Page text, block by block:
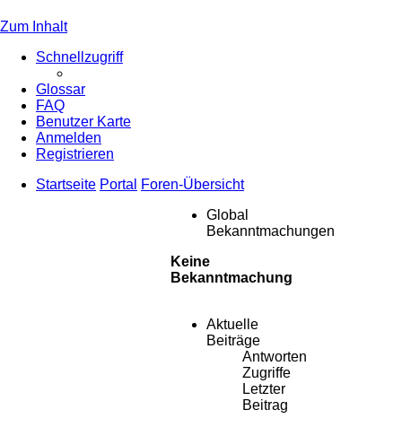
Zum Inhalt
Schnellzugriff
Glossar
FAQ
Benutzer Karte
Anmelden
Registrieren
Startseite Portal Foren-Übersicht
Global
Bekanntmachungen
Keine
Bekanntmachung
Aktuelle
Beiträge
Antworten
Zugriffe
Letzter
Beitrag